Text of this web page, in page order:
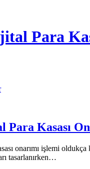
Para
Kasası
onarımı işlemi oldukça
tasarlanırken…